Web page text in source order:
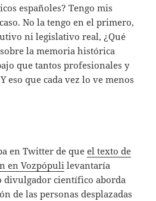
españoles? Tengo mis
No la tengo en el primero,
ni legislativo real, ¿Qué
la memoria histórica
que tantos profesionales y
eso que cada vez lo ve menos
en Twitter de queel texto de
en Vozpópuli levantaría
divulgador científico aborda
de las personas desplazadas